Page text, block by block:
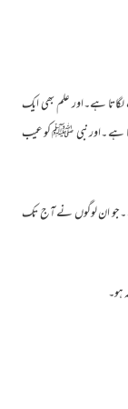
ہے۔اور علم بھی ایک
ہے ۔اور نبی ﷺ کو عیب
۔جو ان لوگوں نے آج تک
ہو۔